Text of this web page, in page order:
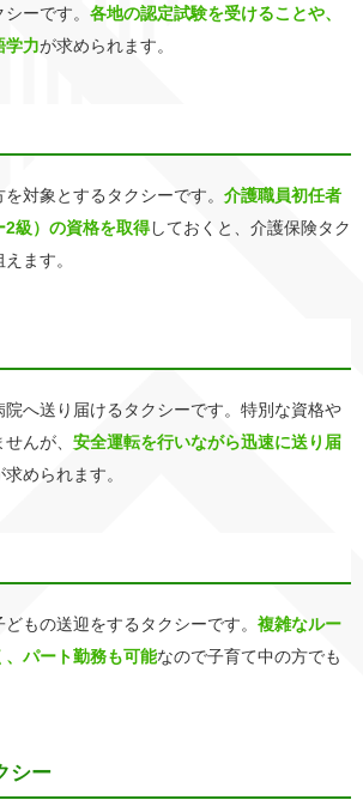
ーです。 各地の認定試験を受けることや、
学力が求められます。
対象とするタクシーです。 介護職員初任者
級）の資格を取得しておくと、介護保険タク
ます。
へ送り届けるタクシーです。特別な資格や
んが、 安全運転を行いながら迅速に送り届
求められます。
もの送迎をするタクシーです。 複雑なルー
、パート勤務も可能なので子育て中の方でも
シー